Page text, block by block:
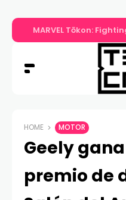
MARVEL Tōkon:
HOME MOTOR
Geely
premio de